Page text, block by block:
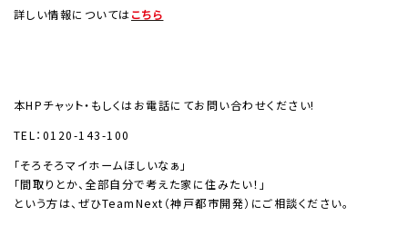
詳しい情報についてはこちら
本HPチャット・もしくはお電話にてお問い合わせください!
TEL：0120-143-100
「そろそろマイホームほしいなぁ」
「間取りとか、全部自分で考えた家に住みたい！」
という方は、ぜひTeamNext（神戸都市開発）にご相談ください。